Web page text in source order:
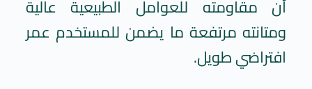
أن مقاومته للعوامل الطبيعية عالية
ومتانته مرتفعة ما يضمن للمستخدم عمر
افتراضي طويل.